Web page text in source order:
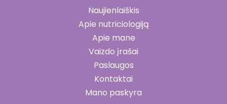
Naujienlaiškis
Apie nutriciologiją
Apie mane
Vaizdo įrašai
Paslaugos
Kontaktai
Mano paskyra